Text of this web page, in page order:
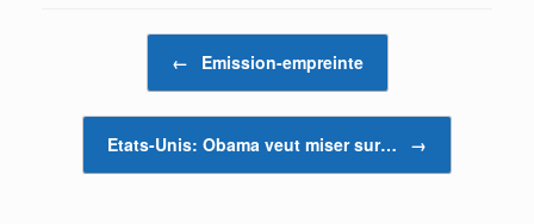
Post navigation
← Emission-empreinte
Etats-Unis: Obama veut miser sur… →